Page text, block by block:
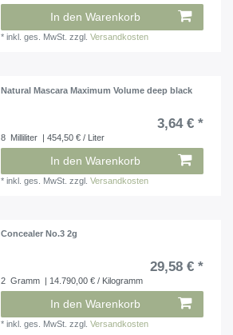
In den Warenkorb
*inkl. ges. MwSt. zzgl.Versandkosten
Natural Mascara Maximum Volume deep black
3,64 € *
8 Milliliter | 454,50 € / Liter
In den Warenkorb
*inkl. ges. MwSt. zzgl.Versandkosten
Concealer No.3 2g
29,58 € *
2 Gramm | 14.790,00 € / Kilogramm
In den Warenkorb
*inkl. ges. MwSt. zzgl.Versandkosten